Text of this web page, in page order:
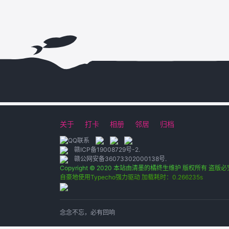
关于 打卡 相册 邻居 归档
赣ICP备19008729号-2.
赣公网安备36073302000138号.
Copyright © 2020 本站由清墨的橘终生维护 版权所有 盗版必
自豪地使用Typecho强力驱动 加载耗时：0.266235s
念念不忘，必有回响